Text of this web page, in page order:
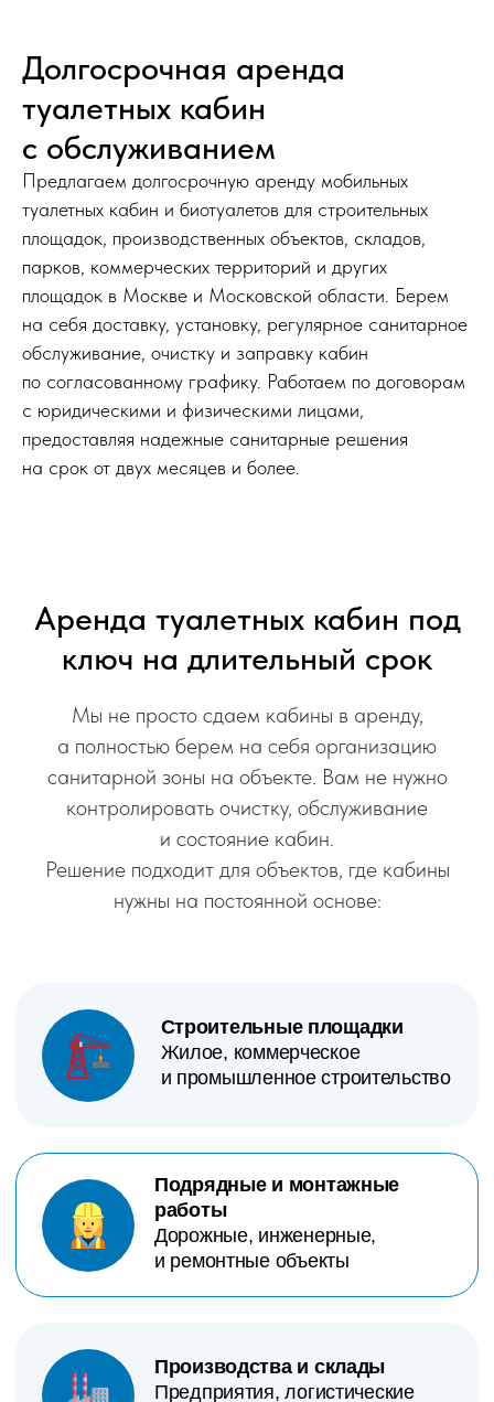
Долгосрочная аренда
туалетных кабин
с обслуживанием
Предлагаем долгосрочную аренду мобильных
туалетных кабин и биотуалетов для строительных
площадок, производственных объектов, складов,
парков, коммерческих территорий и других
площадок в Москве и Московской области. Берем
на себя доставку, установку, регулярное санитарное
обслуживание, очистку и заправку кабин
по согласованному графику. Работаем по договорам
с юридическими и физическими лицами,
предоставляя надежные санитарные решения
на срок от двух месяцев и более.
Аренда туалетных кабин под
ключ на длительный срок
Мы не просто сдаем кабины в аренду,
а полностью берем на себя организацию
санитарной зоны на объекте. Вам не нужно
контролировать очистку, обслуживание
и состояние кабин.
Решение подходит для объектов, где кабины
нужны на постоянной основе:
Подрядные и монтажные
Дорожные, инженерные,
и ремонтные объекты
Производства и склады
Предприятия, логистические
АЗС, автостоянки, торговые
Временные рабочие объекты
Благоустройство, прокладка
коммуникаций и дорожные работы